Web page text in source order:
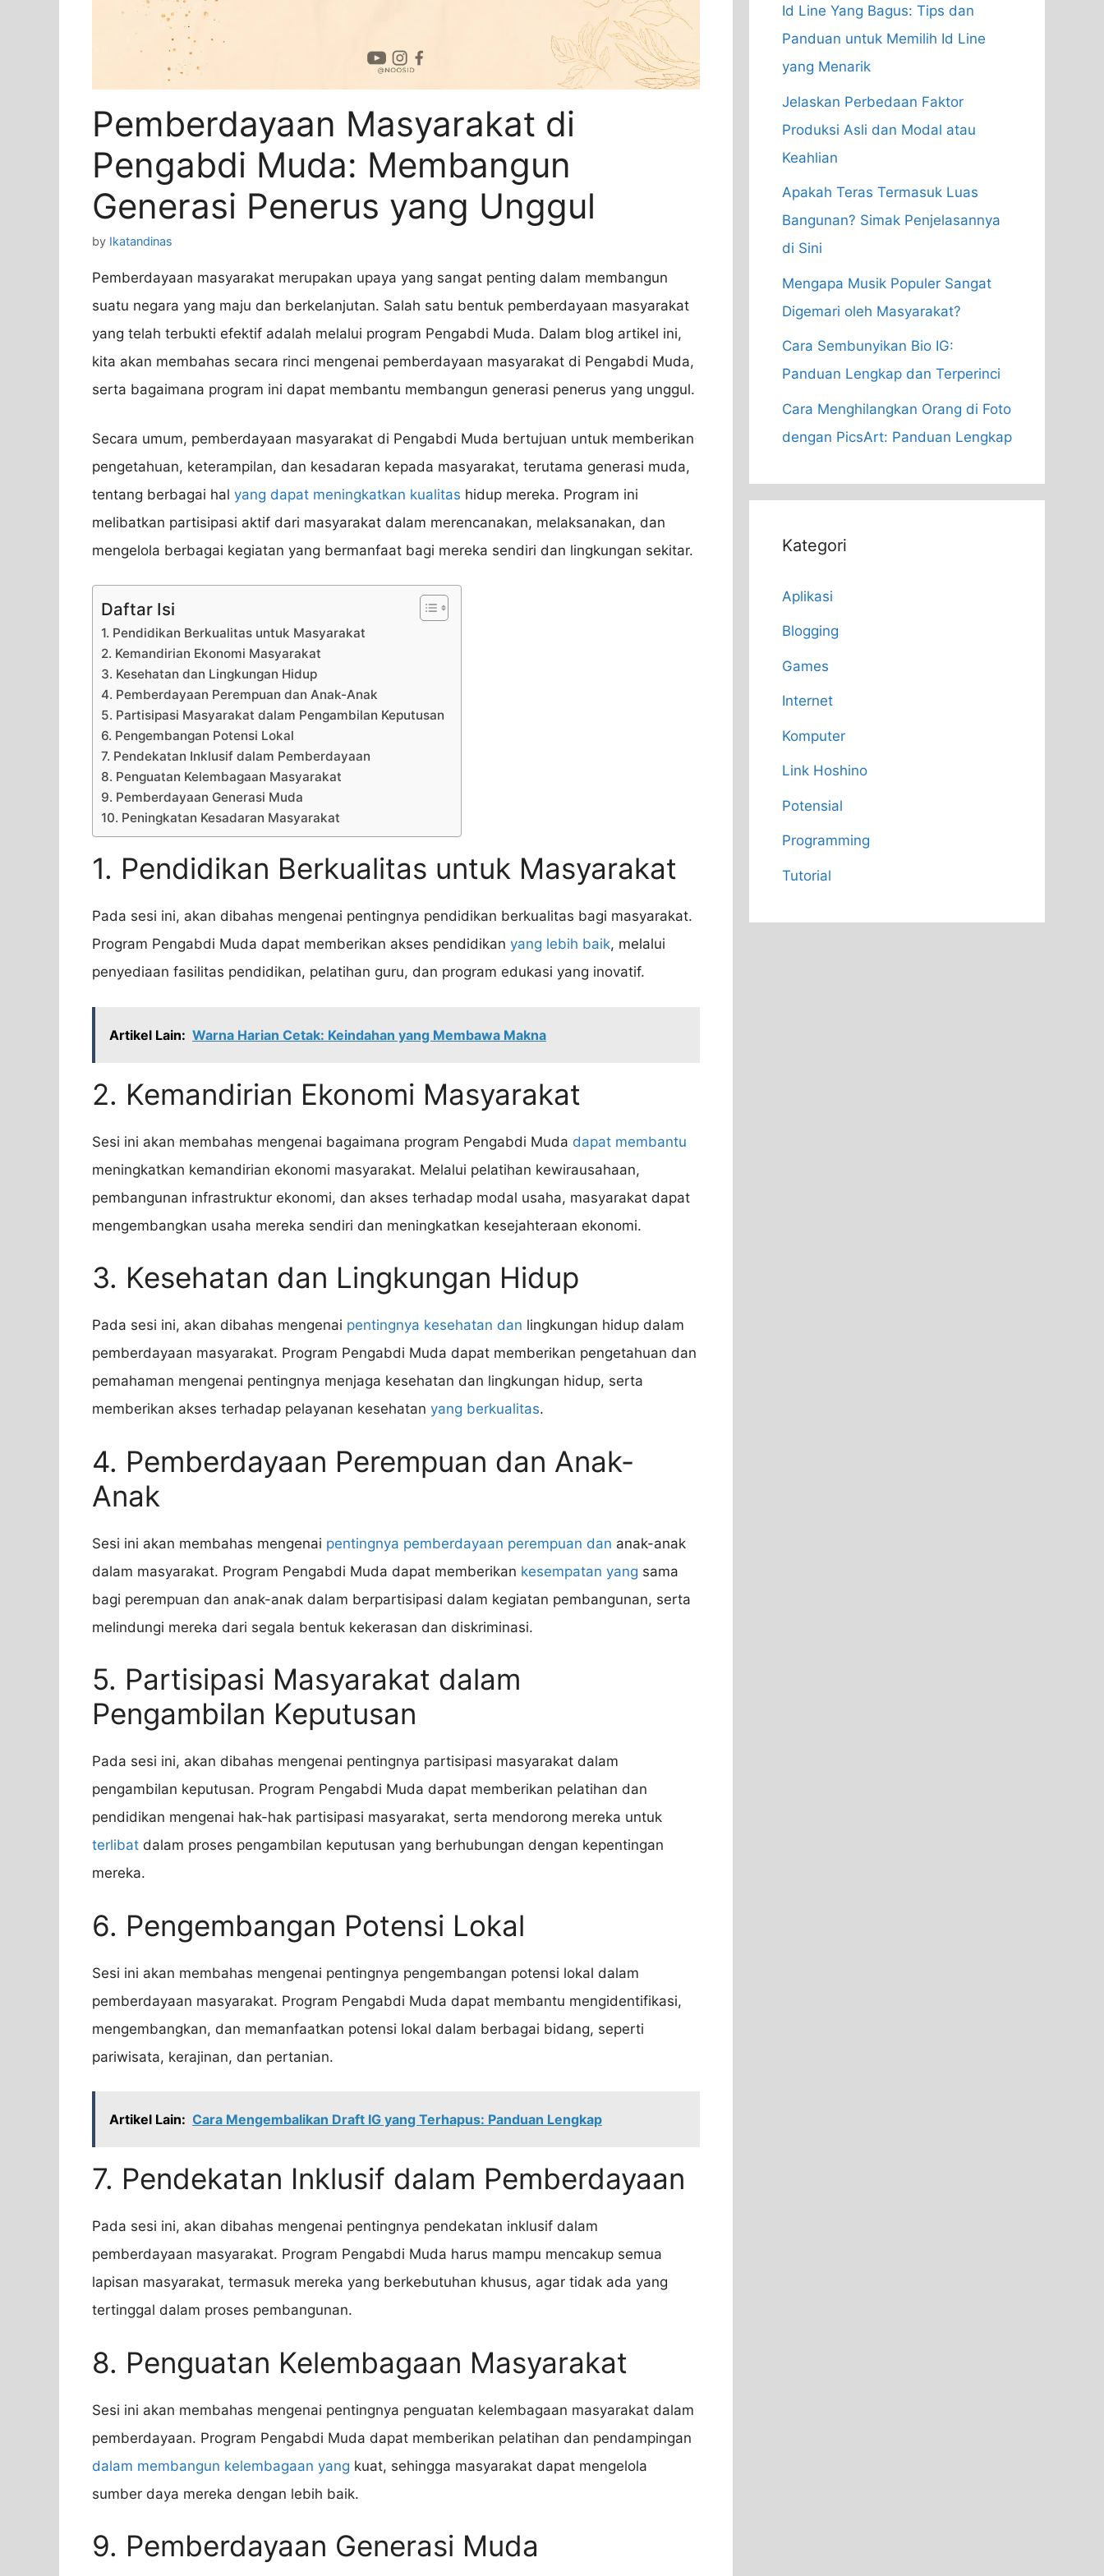
Pemberdayaan Masyarakat di
Pengabdi Muda: Membangun
Generasi Penerus yang Unggul
by Ikatandinas
Pemberdayaan masyarakat merupakan upaya yang sangat penting dalam membangun
suatu negara yang maju dan berkelanjutan. Salah satu bentuk pemberdayaan masyarakat
yang telah terbukti efektif adalah melalui program Pengabdi Muda. Dalam blog artikel ini,
kita akan membahas secara rinci mengenai pemberdayaan masyarakat di Pengabdi Muda,
serta bagaimana program ini dapat membantu membangun generasi penerus yang unggul.
Secara umum, pemberdayaan masyarakat di Pengabdi Muda bertujuan untuk memberikan
pengetahuan, keterampilan, dan kesadaran kepada masyarakat, terutama generasi muda,
tentang berbagai hal yang dapat meningkatkan kualitas hidup mereka. Program ini
melibatkan partisipasi aktif dari masyarakat dalam merencanakan, melaksanakan, dan
mengelola berbagai kegiatan yang bermanfaat bagi mereka sendiri dan lingkungan sekitar.
Daftar Isi
1. Pendidikan Berkualitas untuk Masyarakat
2. Kemandirian Ekonomi Masyarakat
3. Kesehatan dan Lingkungan Hidup
4. Pemberdayaan Perempuan dan Anak-Anak
5. Partisipasi Masyarakat dalam Pengambilan Keputusan
6. Pengembangan Potensi Lokal
7. Pendekatan Inklusif dalam Pemberdayaan
8. Penguatan Kelembagaan Masyarakat
9. Pemberdayaan Generasi Muda
10. Peningkatan Kesadaran Masyarakat
1. Pendidikan Berkualitas untuk Masyarakat
Pada sesi ini, akan dibahas mengenai pentingnya pendidikan berkualitas bagi masyarakat.
Program Pengabdi Muda dapat memberikan akses pendidikan yang lebih baik, melalui
penyediaan fasilitas pendidikan, pelatihan guru, dan program edukasi yang inovatif.
Artikel Lain: Warna Harian Cetak: Keindahan yang Membawa Makna
2. Kemandirian Ekonomi Masyarakat
Sesi ini akan membahas mengenai bagaimana program Pengabdi Muda dapat membantu
meningkatkan kemandirian ekonomi masyarakat. Melalui pelatihan kewirausahaan,
pembangunan infrastruktur ekonomi, dan akses terhadap modal usaha, masyarakat dapat
mengembangkan usaha mereka sendiri dan meningkatkan kesejahteraan ekonomi.
3. Kesehatan dan Lingkungan Hidup
Pada sesi ini, akan dibahas mengenai pentingnya kesehatan dan lingkungan hidup dalam
pemberdayaan masyarakat. Program Pengabdi Muda dapat memberikan pengetahuan dan
pemahaman mengenai pentingnya menjaga kesehatan dan lingkungan hidup, serta
memberikan akses terhadap pelayanan kesehatan yang berkualitas.
4. Pemberdayaan Perempuan dan Anak-
Anak
Sesi ini akan membahas mengenai pentingnya pemberdayaan perempuan dan anak-anak
dalam masyarakat. Program Pengabdi Muda dapat memberikan kesempatan yang sama
bagi perempuan dan anak-anak dalam berpartisipasi dalam kegiatan pembangunan, serta
melindungi mereka dari segala bentuk kekerasan dan diskriminasi.
5. Partisipasi Masyarakat dalam
Pengambilan Keputusan
Pada sesi ini, akan dibahas mengenai pentingnya partisipasi masyarakat dalam
pengambilan keputusan. Program Pengabdi Muda dapat memberikan pelatihan dan
pendidikan mengenai hak-hak partisipasi masyarakat, serta mendorong mereka untuk
terlibat dalam proses pengambilan keputusan yang berhubungan dengan kepentingan
mereka.
6. Pengembangan Potensi Lokal
Sesi ini akan membahas mengenai pentingnya pengembangan potensi lokal dalam
pemberdayaan masyarakat. Program Pengabdi Muda dapat membantu mengidentifikasi,
mengembangkan, dan memanfaatkan potensi lokal dalam berbagai bidang, seperti
pariwisata, kerajinan, dan pertanian.
Artikel Lain: Cara Mengembalikan Draft IG yang Terhapus: Panduan Lengkap
7. Pendekatan Inklusif dalam Pemberdayaan
Pada sesi ini, akan dibahas mengenai pentingnya pendekatan inklusif dalam
pemberdayaan masyarakat. Program Pengabdi Muda harus mampu mencakup semua
lapisan masyarakat, termasuk mereka yang berkebutuhan khusus, agar tidak ada yang
tertinggal dalam proses pembangunan.
8. Penguatan Kelembagaan Masyarakat
Sesi ini akan membahas mengenai pentingnya penguatan kelembagaan masyarakat dalam
pemberdayaan. Program Pengabdi Muda dapat memberikan pelatihan dan pendampingan
dalam membangun kelembagaan yang kuat, sehingga masyarakat dapat mengelola
sumber daya mereka dengan lebih baik.
9. Pemberdayaan Generasi Muda
Id Line Yang Bagus: Tips dan
Panduan untuk Memilih Id Line
yang Menarik
Jelaskan Perbedaan Faktor
Produksi Asli dan Modal atau
Keahlian
Apakah Teras Termasuk Luas
Bangunan? Simak Penjelasannya
di Sini
Mengapa Musik Populer Sangat
Digemari oleh Masyarakat?
Cara Sembunyikan Bio IG:
Panduan Lengkap dan Terperinci
Cara Menghilangkan Orang di Foto
dengan PicsArt: Panduan Lengkap
Kategori
Aplikasi
Blogging
Games
Internet
Komputer
Link Hoshino
Potensial
Programming
Tutorial